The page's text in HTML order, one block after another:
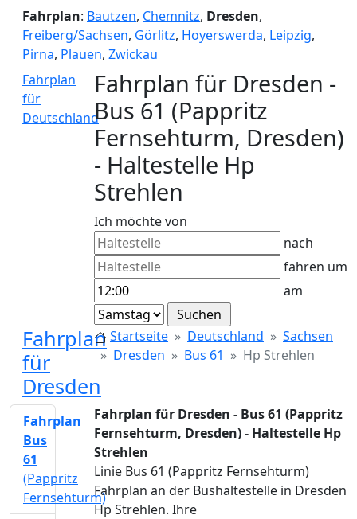
Fahrplan: Bautzen, Chemnitz, Dresden,
Freiberg/Sachsen, Görlitz, Hoyerswerda, Leipzig,
Pirna, Plauen, Zwickau
Fahrplan
für
Deutschland
Fahrplan für Dresden -
Bus 61 (Pappritz
Fernsehturm, Dresden)
- Haltestelle Hp
Strehlen
Ich möchte von
nach
fahren um
am
Fahrplan
für
Dresden
Startseite Deutschland
Sachsen
Dresden
Bus 61 Hp Strehlen
Fahrplan für Dresden - Bus 61 (Pappritz
Fernsehturm, Dresden) - Haltestelle Hp
Strehlen
Linie Bus 61 (Pappritz Fernsehturm)
Fahrplan an der Bushaltestelle in Dresden
Hp Strehlen. Ihre
Fahrplan
Bus
61
(Pappritz
Fernsehturm)